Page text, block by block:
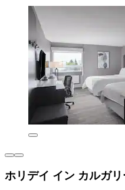
ホリデイ イン カルガ